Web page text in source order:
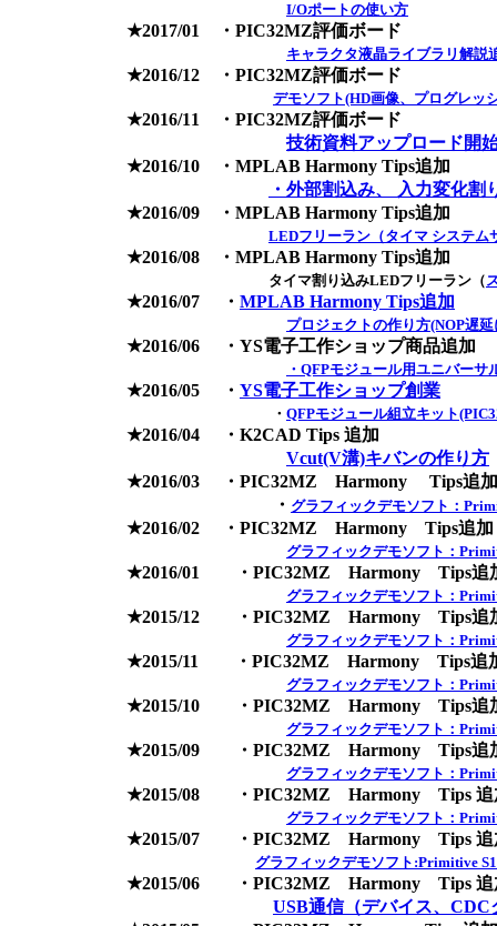
I/Oポートの使い方
★2017/01 ・PIC32MZ評価ボード
キャラクタ液晶ライブラリ解説
★2016/12 ・PIC32MZ評価ボード
デモソフト(HD画像、プログレッ
★2016/11 ・PIC32MZ評価ボード
技術資料アップロード開
★2016/10 ・MPLAB Harmony Tips追加
・外部割込み、 入力変化割
★2016/09 ・MPLAB Harmony Tips追加
LEDフリーラン（タイマ システム
★2016/08 ・MPLAB Harmony Tips追加
タイマ割り込みLEDフリーラン（
★2016/07 ・ MPLAB Harmony Tips追加
プロジェクトの作り方(NOP遅
★2016/06 ・YS電子工作ショップ商品追加
・QFPモジュール用ユニバーサ
★2016/05 ・ YS電子工作ショップ創業
・ QFPモジュール組立キット
★2016/04 ・K2CAD Tips 追加
Vcut(V溝)キバンの作り方
★2016/03 ・PIC32MZ Harmony Tips追加
・ グラフィックデモソフト：
★2016/02 ・PIC32MZ Harmony Tips追加
グラフィックデモソフト：
★2016/01 ・PIC32MZ Harmony Tips追
グラフィックデモソフト：
★2015/12 ・PIC32MZ Harmony Tips追
グラフィックデモソフト：
★2015/11 ・PIC32MZ Harmony Tips追
グラフィックデモソフト：
★2015/10 ・PIC32MZ Harmony Tips追
グラフィックデモソフト：
★2015/09 ・PIC32MZ Harmony Tips追
グラフィックデモソフト：
★2015/08 ・PIC32MZ Harmony Tips 追
グラフィックデモソフト：
★2015/07 ・PIC32MZ Harmony Tips 追
グラフィックデモソフト:Primitive
★2015/06 ・PIC32MZ Harmony Tips 追
USB通信（デバイス、